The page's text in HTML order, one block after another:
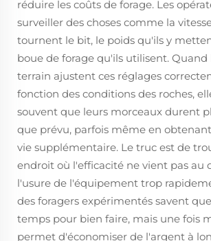
réduire les coûts de forage. Les
surveiller des choses comme la
tournent le bit, le poids qu'ils y
boue de forage qu'ils utilisent. Quand
terrain ajustent ces réglages
fonction des conditions des roches,
souvent que leurs morceaux durent
que prévu, parfois même en obtenant
vie supplémentaire. Le truc est de
endroit où l'efficacité ne vient pas au
l'usure de l'équipement trop
des foragers expérimentés savent
temps pour bien faire, mais une fois
permet d'économiser de l'argent à